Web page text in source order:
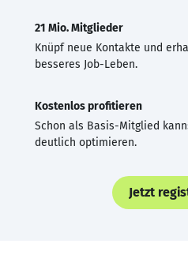
21 Mio. Mitglieder
Knüpf neue Kontakte und
besseres Job-Leben.
Kostenlos profitieren
Schon als Basis-Mitglied
deutlich optimieren.
Jetzt